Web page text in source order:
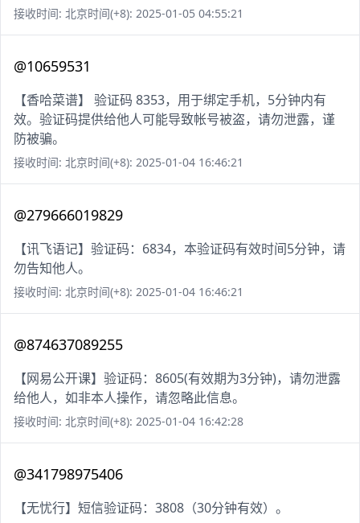
接收时间: 北京时间(+8): 2025-01-05 04:55:21
@10659531
【香哈菜谱】 验证码 8353，用于绑定手机，5分钟内有
效。验证码提供给他人可能导致帐号被盗，请勿泄露，谨
防被骗。
接收时间: 北京时间(+8): 2025-01-04 16:46:21
@279666019829
【讯飞语记】验证码：6834，本验证码有效时间5分钟，请
勿告知他人。
接收时间: 北京时间(+8): 2025-01-04 16:46:21
@874637089255
【网易公开课】验证码：8605(有效期为3分钟)，请勿泄露
给他人，如非本人操作，请忽略此信息。
接收时间: 北京时间(+8): 2025-01-04 16:42:28
@341798975406
【无忧行】短信验证码：3808（30分钟有效）。